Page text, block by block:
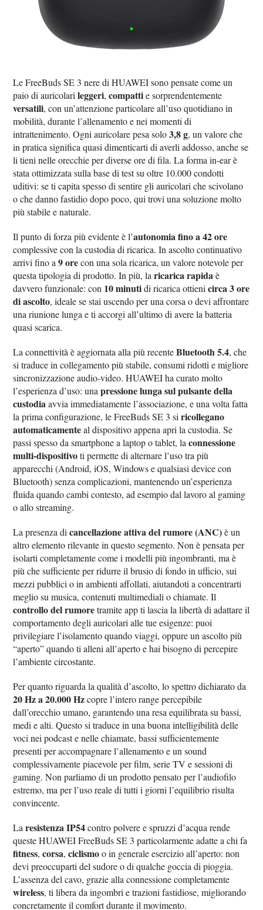
Le FreeBuds SE 3 nere di HUAWEI sono pensate come un
paio di auricolarileggeri,compattie sorprendentemente
versatili, con un’attenzione particolare all’uso quotidiano in
mobilità, durante l’allenamento e nei momenti di
intrattenimento. Ogni auricolare pesa solo3,8 g, un valore che
in pratica significa quasi dimenticarti di averli addosso, anche se
li tieni nelle orecchie per diverse ore di fila. La forma in-ear è
stata ottimizzata sulla base di test su oltre 10.000 condotti
uditivi: se ti capita spesso di sentire gli auricolari che scivolano
o che danno fastidio dopo poco, qui trovi una soluzione molto
più stabile e naturale.
Il punto di forza più evidente è l’autonomia fino a 42 ore
complessive con la custodia di ricarica. In ascolto continuativo
arrivi fino a9 orecon una sola ricarica, un valore notevole per
questa tipologia di prodotto. In più, laricarica rapidaè
davvero funzionale: con 10 minutidi ricarica ottienicirca 3 ore
di ascolto, ideale se stai uscendo per una corsa o devi affrontare
una riunione lunga e ti accorgi all’ultimo di avere la batteria
quasi scarica.
La connettività è aggiornata alla più recenteBluetooth 5.4, che
si traduce in collegamento più stabile, consumi ridotti e migliore
sincronizzazione audio-video. HUAWEI ha curato molto
l’esperienza d’uso: unapressione lunga sul pulsante della
custodiaavvia immediatamente l’associazione, e una volta fatta
la prima configurazione, le FreeBuds SE 3 siricollegano
automaticamenteal dispositivo appena apri la custodia. Se
passi spesso da smartphone a laptop o tablet, laconnessione
multi-dispositivoti permette di alternare l’uso tra più
apparecchi (Android, iOS, Windows e qualsiasi device con
Bluetooth) senza complicazioni, mantenendo un’esperienza
fluida quando cambi contesto, ad esempio dal lavoro al gaming
o allo streaming.
La presenza dicancellazione attiva del rumore (ANC)è un
altro elemento rilevante in questo segmento. Non è pensata per
isolarti completamente come i modelli più ingombranti, ma è
più che sufficiente per ridurre il brusio di fondo in ufficio, sui
mezzi pubblici o in ambienti affollati, aiutandoti a concentrarti
meglio su musica, contenuti multimediali o chiamate. Il
controllo del rumoretramite app ti lascia la libertà di adattare il
comportamento degli auricolari alle tue esigenze: puoi
privilegiare l’isolamento quando viaggi, oppure un ascolto più
“aperto” quando ti alleni all’aperto e hai bisogno di percepire
l’ambiente circostante.
Per quanto riguarda la qualità d’ascolto, lo spettro dichiarato da
20 Hz a 20.000 Hzcopre l’intero range percepibile
dall’orecchio umano, garantendo una resa equilibrata su bassi,
medi e alti. Questo si traduce in una buona intelligibilità delle
voci nei podcast e nelle chiamate, bassi sufficientemente
presenti per accompagnare l’allenamento e un sound
complessivamente piacevole per film, serie TV e sessioni di
gaming. Non parliamo di un prodotto pensato per l’audiofilo
estremo, ma per l’uso reale di tutti i giorni l’equilibrio risulta
convincente.
Laresistenza IP54contro polvere e spruzzi d’acqua rende
queste HUAWEI FreeBuds SE 3 particolarmente adatte a chi fa
fitness,corsa,ciclismoo in generale esercizio all’aperto: non
devi preoccuparti del sudore o di qualche goccia di pioggia.
L’assenza del cavo, grazie alla connessione completamente
wireless, ti libera da ingombri e trazioni fastidiose, migliorando
concretamente il comfort durante il movimento.